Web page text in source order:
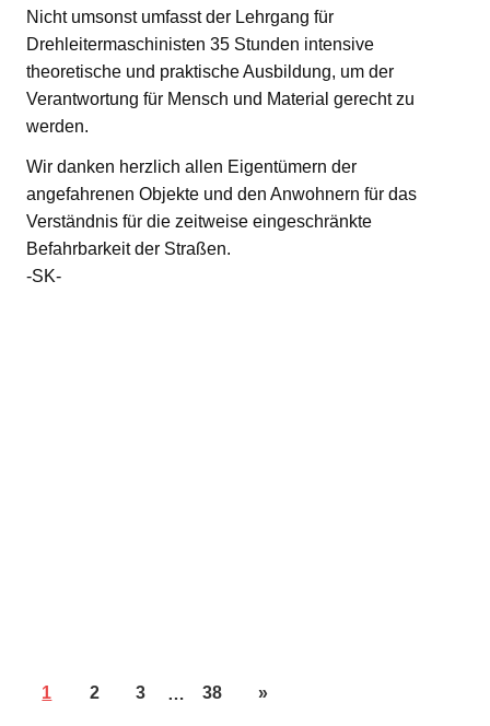
Nicht umsonst umfasst der Lehrgang für
Drehleitermaschinisten 35 Stunden intensive
theoretische und praktische Ausbildung, um der
Verantwortung für Mensch und Material gerecht zu
werden.
Wir danken herzlich allen Eigentümern der
angefahrenen Objekte und den Anwohnern für das
Verständnis für die zeitweise eingeschränkte
Befahrbarkeit der Straßen.
-SK-
1 2 3 … 38 »